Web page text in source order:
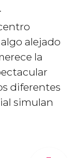
alejado
la
diferentes
simulan